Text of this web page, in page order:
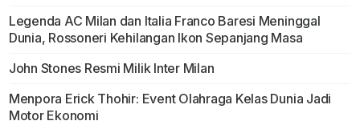
Legenda AC Milan dan Italia Franco Baresi Meninggal
Dunia, Rossoneri Kehilangan Ikon Sepanjang Masa
John Stones Resmi Milik Inter Milan
Menpora Erick Thohir: Event Olahraga Kelas Dunia Jadi
Motor Ekonomi